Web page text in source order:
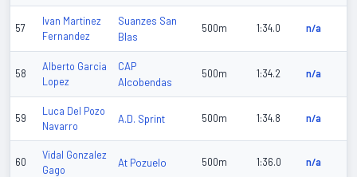
57
Ivan Martinez
Fernandez
Suanzes San
Blas
500m 1:34.0 n/a
58
Alberto Garcia
Lopez
CAP
Alcobendas
500m 1:34.2 n/a
59
Luca Del Pozo
Navarro
A.D. Sprint 500m 1:34.8 n/a
60
Vidal Gonzalez
Gago
At Pozuelo 500m 1:36.0 n/a